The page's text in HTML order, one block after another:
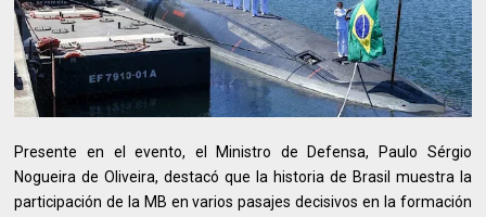
Presente en el evento, el Ministro de Defensa, Paulo Sérgio
Nogueira de Oliveira, destacó que la historia de Brasil muestra la
participación de la MB en varios pasajes decisivos en la formación